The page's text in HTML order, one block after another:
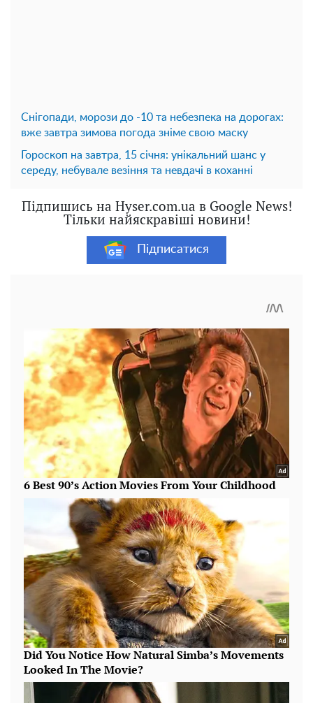
Снігопади, морози до -10 та небезпека на дорогах:
вже завтра зимова погода зніме свою маску
Гороскоп на завтра, 15 січня: унікальний шанс у
середу, небувале везіння та невдачі в коханні
Підпишись на Hyser.com.ua в Google News!
Тільки найяскравіші новини!
Підписатися